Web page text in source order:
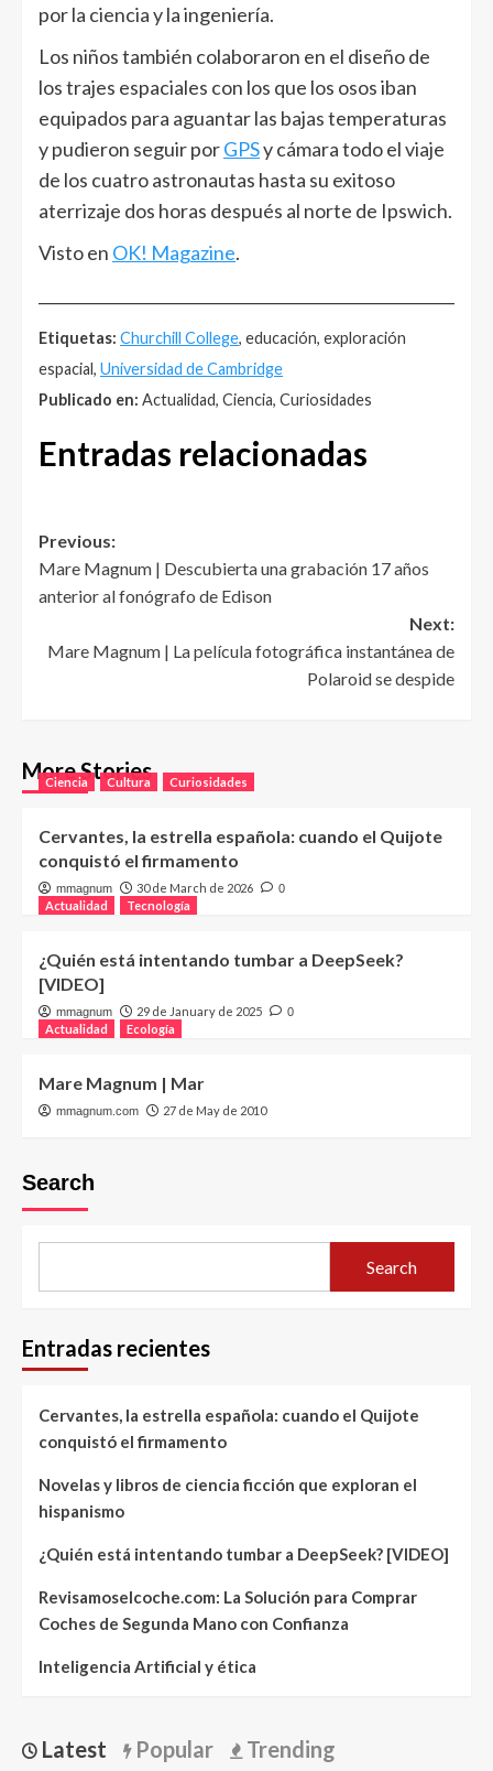
por la ciencia y la ingeniería.
Los niños también colaboraron en el diseño de
los trajes espaciales con los que los osos iban
equipados para aguantar las bajas temperaturas
y pudieron seguir porGPSy cámara todo el viaje
de los cuatro astronautas hasta su exitoso
aterrizaje dos horas después al norte de Ipswich.
Visto en OK! Magazine.
Etiquetas: Churchill College, educación, exploración
espacial, Universidad de Cambridge
Publicado en: Actualidad, Ciencia, Curiosidades
Entradas relacionadas
Post
navigation
Previous:
Mare Magnum | Descubierta una grabación 17 años
anterior al fonógrafo de Edison
Next:
Mare Magnum | La película fotográfica instantánea de
Polaroid se despide
More Stories
Ciencia Cultura Curiosidades
Cervantes, la estrella española: cuando el Quijote
conquistó el firmamento
mmagnum 30 de March de 2026 0
Actualidad Tecnología
¿Quién está intentando tumbar a DeepSeek?
[VIDEO]
mmagnum 29 de January de 2025 0
Actualidad Ecología
Mare Magnum | Mar
mmagnum.com 27 de May de 2010
Search
Search
Entradas recientes
Cervantes, la estrella española: cuando el Quijote
conquistó el firmamento
Novelas y libros de ciencia ficción que exploran el
hispanismo
¿Quién está intentando tumbar a DeepSeek? [VIDEO]
Revisamoselcoche.com: La Solución para Comprar
Coches de Segunda Mano con Confianza
Inteligencia Artificial y ética
Latest Popular Trending